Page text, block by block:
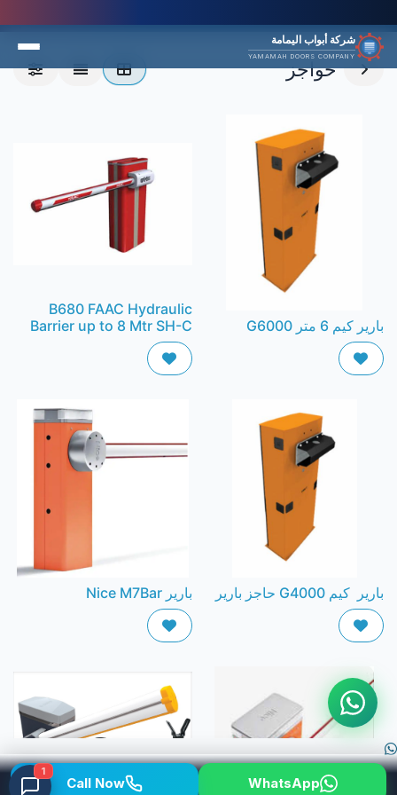
شركة أبواب اليمامة
YAMAMAH DOORS COMPANY
حواجز
بارير كيم 6 متر G6000
B680 FAAC Hydraulic
Barrier up to 8 Mtr SH-C
بارير كيم G4000 حاجز بارير بارير Nice M7Bar
WhatsApp
Call Now
1